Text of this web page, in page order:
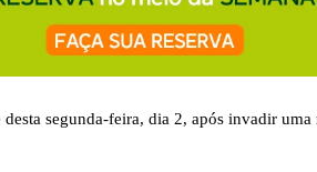
segunda-feira, dia 2, após invadir